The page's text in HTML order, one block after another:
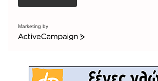
Marketing by